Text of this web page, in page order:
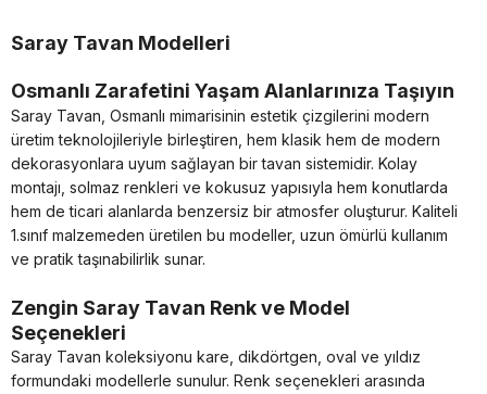
Saray Tavan Modelleri
Osmanlı Zarafetini Yaşam Alanlarınıza Taşıyın
Saray Tavan, Osmanlı mimarisinin estetik çizgilerini modern
üretim teknolojileriyle birleştiren, hem klasik hem de modern
dekorasyonlara uyum sağlayan bir tavan sistemidir. Kolay
montajı, solmaz renkleri ve kokusuz yapısıyla hem konutlarda
hem de ticari alanlarda benzersiz bir atmosfer oluşturur. Kaliteli
1.sınıf malzemeden üretilen bu modeller, uzun ömürlü kullanım
ve pratik taşınabilirlik sunar.
Zengin Saray Tavan Renk ve Model
Seçenekleri
Saray Tavan koleksiyonu kare, dikdörtgen, oval ve yıldız
formundaki modellerle sunulur. Renk seçenekleri arasında